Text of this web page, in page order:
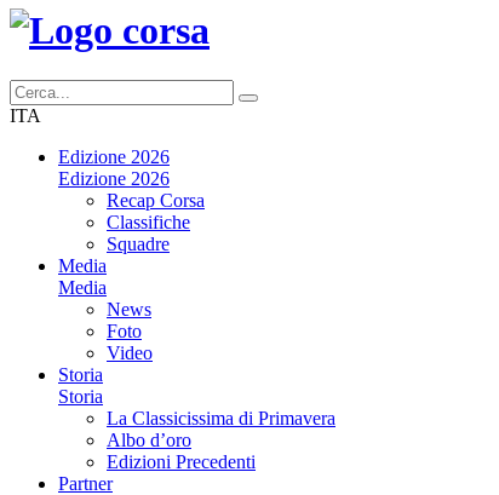
ITA
Edizione 2026
Edizione 2026
Recap Corsa
Classifiche
Squadre
Media
Media
News
Foto
Video
Storia
Storia
La Classicissima di Primavera
Albo d’oro
Edizioni Precedenti
Partner